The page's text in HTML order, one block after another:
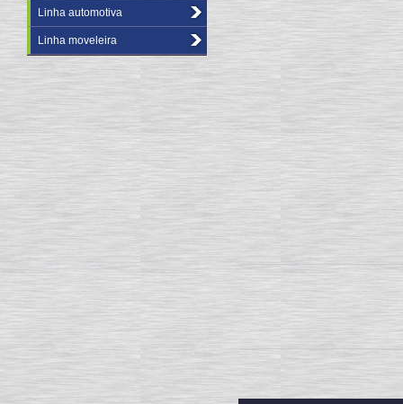
Linha automotiva
Linha moveleira